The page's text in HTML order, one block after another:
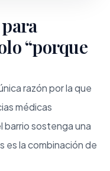
“porque
razón por la que
médicas
barrio sostenga una
es la combinación de